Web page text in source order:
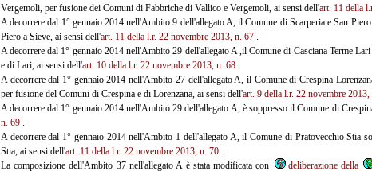
Vergemoli, per fusione dei Comuni di Fabbriche di Vallico e Vergemoli, ai sensi dell'art. 11 della
A decorrere dal 1° gennaio 2014 nell'Ambito 9 dell'allegato A, il Comune di Scarperia e San
Piero a Sieve, ai sensi dell'art. 11 della l.r. 22 novembre 2013, n. 67.
A decorrere dal 1° gennaio 2014 nell'Ambito 29 dell'allegato A ,il Comune di Casciana Terme
e di Lari, ai sensi dell'art. 10 della l.r. 22 novembre 2013, n. 68 .
A decorrere dal 1° gennaio 2014 nell'Ambito 27 dell'allegato A, il Comune di Crespina
per fusione del Comuni di Crespina e di Lorenzana, ai sensi dell'art. 9 della l.r. 22 novembre 2013,
A decorrere dal 1° gennaio 2014 nell'Ambito 29 dell'allegato A, è soppresso il Comune di
n. 69.
A decorrere dal 1° gennaio 2014 nell'Ambito 1 dell'allegato A, il Comune di Pratovecchio Stia
Stia, ai sensi dell'art. 11 della l.r. 22 novembre 2013, n. 70.
La composizione dell'Ambito 37 nell'allegato A è stata modificata con deliberazione della